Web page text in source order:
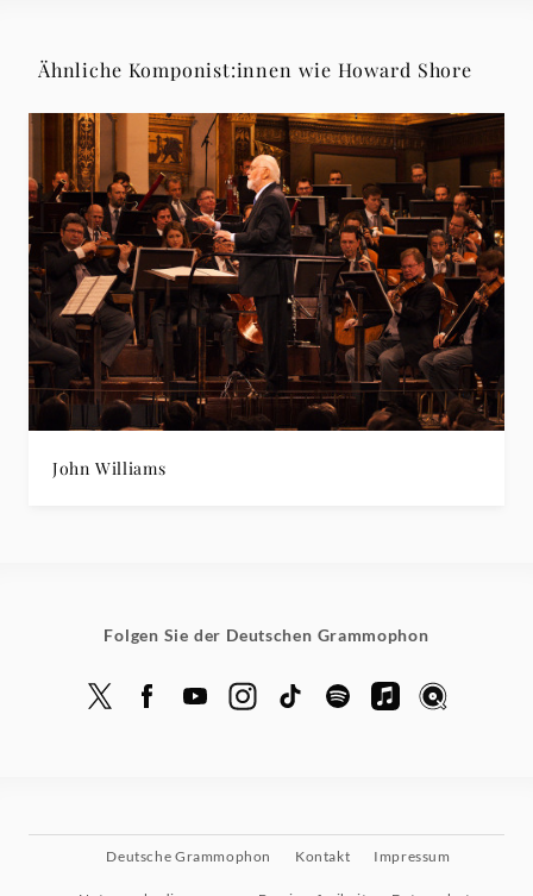
Ähnliche Komponist:innen wie Howard Shore
John Williams
Folgen Sie der Deutschen Grammophon
Deutsche Grammophon Kontakt Impressum